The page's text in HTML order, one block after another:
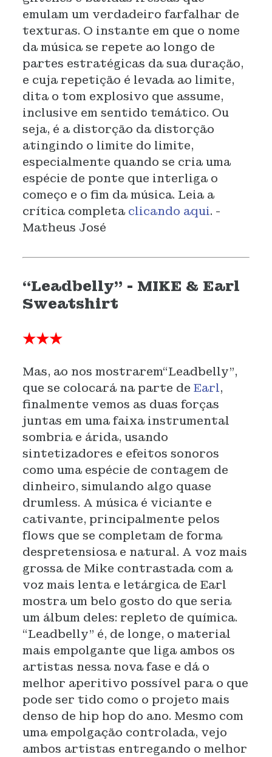
emulam um verdadeiro farfalhar de
texturas. O instante em que o nome
da música se repete ao longo de
partes estratégicas da sua duração,
e cuja repetição é levada ao limite,
dita o tom explosivo que assume,
inclusive em sentido temático. Ou
seja, é a distorção da distorção
atingindo o limite do limite,
especialmente quando se cria uma
espécie de ponte que interliga o
começo e o fim da música. Leia a
crítica completa clicando aqui. -
Matheus José
“Leadbelly” - MIKE & Earl
Sweatshirt
★★★
Mas, ao nos mostrarem“Leadbelly”,
que se colocará na parte de Earl,
finalmente vemos as duas forças
juntas em uma faixa instrumental
sombria e árida, usando
sintetizadores e efeitos sonoros
como uma espécie de contagem de
dinheiro, simulando algo quase
drumless. A música é viciante e
cativante, principalmente pelos
flows que se completam de forma
despretensiosa e natural. A voz mais
grossa de Mike contrastada com a
voz mais lenta e letárgica de Earl
mostra um belo gosto do que seria
um álbum deles: repleto de química.
“Leadbelly” é, de longe, o material
mais empolgante que liga ambos os
artistas nessa nova fase e dá o
melhor aperitivo possível para o que
pode ser tido como o projeto mais
denso de hip hop do ano. Mesmo com
uma empolgação controlada, vejo
ambos artistas entregando o melhor